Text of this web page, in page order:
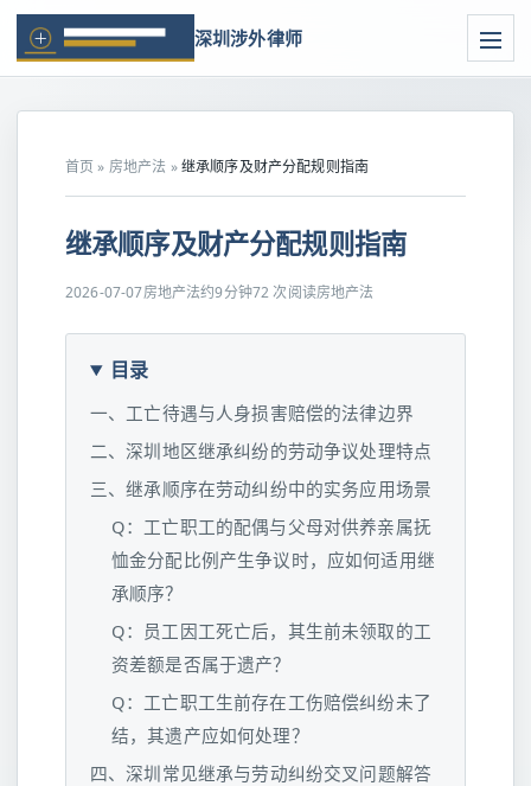
深圳涉外律师
首页 » 房地产法 »继承顺序及财产分配规则指南
继承顺序及财产分配规则指南
2026-07-07房地产法约9分钟72 次阅读房地产法
目录
一、工亡待遇与人身损害赔偿的法律边界
二、深圳地区继承纠纷的劳动争议处理特点
三、继承顺序在劳动纠纷中的实务应用场景
Q：工亡职工的配偶与父母对供养亲属抚
恤金分配比例产生争议时，应如何适用继
承顺序？
Q：员工因工死亡后，其生前未领取的工
资差额是否属于遗产？
Q：工亡职工生前存在工伤赔偿纠纷未了
结，其遗产应如何处理？
四、深圳常见继承与劳动纠纷交叉问题解答